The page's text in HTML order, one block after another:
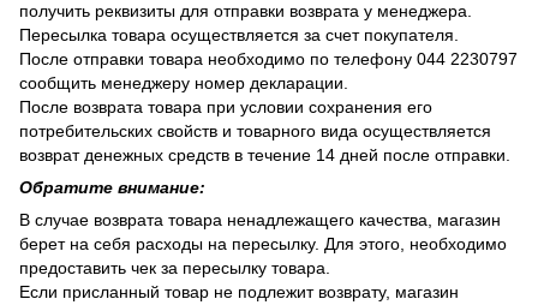
получить реквизиты для отправки возврата у менеджера.
Пересылка товара осуществляется за счет покупателя.
После отправки товара необходимо по телефону 044 2230797
сообщить менеджеру номер декларации.
После возврата товара при условии сохранения его
потребительских свойств и товарного вида осуществляется
возврат денежных средств в течение 14 дней после отправки.
Обратите внимание:
В случае возврата товара ненадлежащего качества, магазин
берет на себя расходы на пересылку. Для этого, необходимо
предоставить чек за пересылку товара.
Если присланный товар не подлежит возврату, магазин